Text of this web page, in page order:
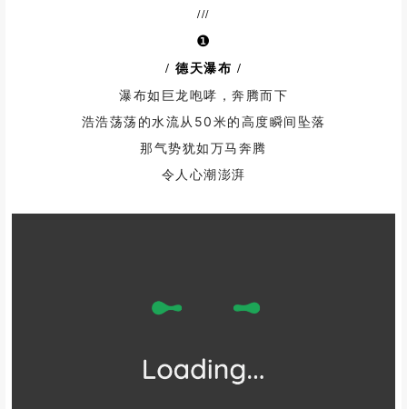
///
❶
/ 德天瀑布 /
瀑布如巨龙咆哮，奔腾而下
浩浩荡荡的水流从50米的高度瞬间坠落
那气势犹如万马奔腾
令人心潮澎湃